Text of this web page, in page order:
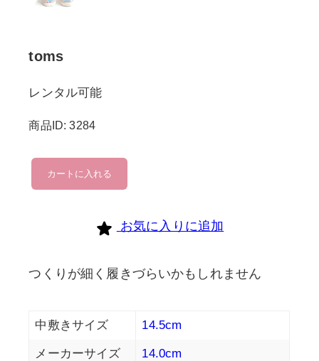
toms
レンタル可能
商品ID: 3284
toms
個
カートに入れる
お気に入りに追加
つくりが細く履きづらいかもしれません
中敷きサイズ 14.5cm
メーカーサイズ 14.0cm